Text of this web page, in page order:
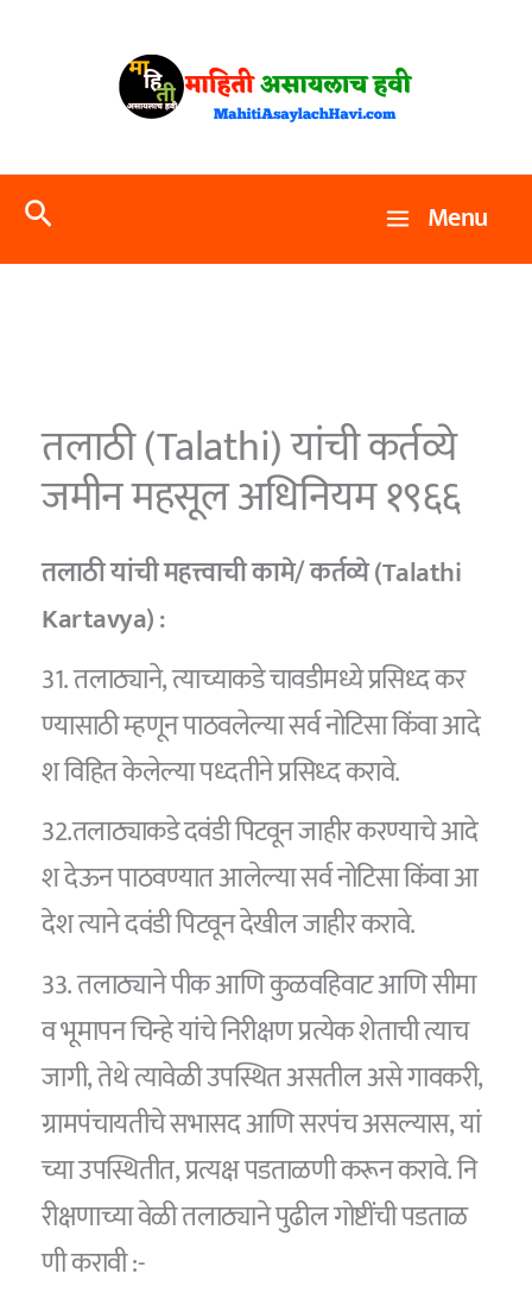
Search Menu
तलाठी (Talathi) यांची कर्तव्ये
जमीन महसूल अधिनियम १९६६
तलाठी यांची महत्त्वाची कामे/ कर्तव्ये (Talathi
Kartavya) :
31. तलाठ्याने, त्याच्याकडे चावडीमध्ये प्रसिध्द कर
ण्यासाठी म्हणून पाठवलेल्या सर्व नोटिसा किंवा आदे
श विहित केलेल्या पध्दतीने प्रसिध्द करावे.
32.तलाठ्याकडे दवंडी पिटवून जाहीर करण्याचे आदे
श देऊन पाठवण्यात आलेल्या सर्व नोटिसा किंवा आ
देश त्याने दवंडी पिटवून देखील जाहीर करावे.
33. तलाठ्याने पीक आणि कुळवहिवाट आणि सीमा
व भूमापन चिन्हे यांचे निरीक्षण प्रत्येक शेताची त्याच
जागी, तेथे त्यावेळी उपस्थित असतील असे गावकरी,
ग्रामपंचायतीचे सभासद आणि सरपंच असल्यास, यां
च्या उपस्थितीत, प्रत्यक्ष पडताळणी करून करावे. नि
रीक्षणाच्या वेळी तलाठ्याने पुढील गोष्टींची पडताळ
णी करावी :-